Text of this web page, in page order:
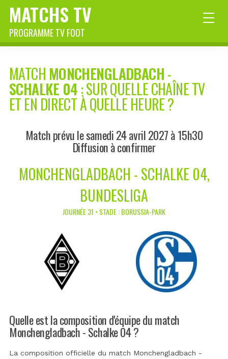
MATCHS TV
PROGRAMME TV FOOT
MATCH MONCHENGLADBACH-
SCHALKE 04: SUR QUELLE CHAÎNE TV
ET EN DIRECT À QUELLE HEURE ?
Match prévu le samedi 24 avril 2027 à 15h30
Diffusion à confirmer
MONCHENGLADBACH - SCHALKE 04,
BUNDESLIGA
JOURNÉE 31 • STADE : BORUSSIA-PARK
Quelle est la composition d'équipe du match
Monchengladbach - Schalke 04 ?
La composition officielle du match Monchengladbach -